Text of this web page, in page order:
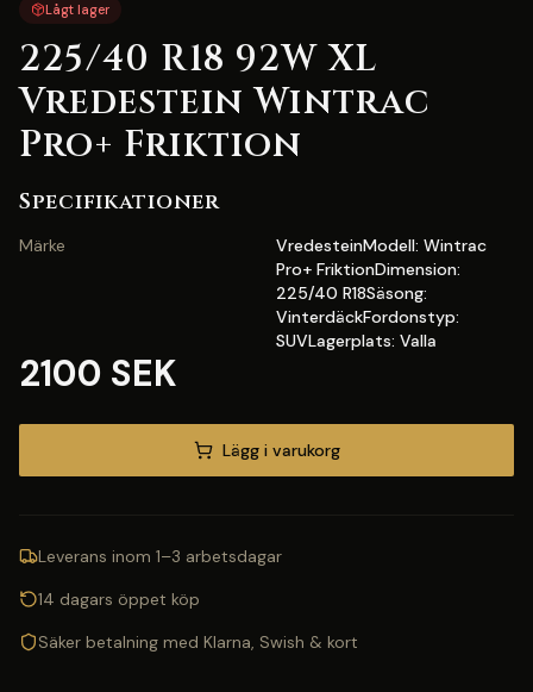
Lågt lager
225/40 R18 92W XL
Vredestein Wintrac
Pro+ Friktion
Specifikationer
Märke
VredesteinModell: Wintrac
Pro+ FriktionDimension:
225/40 R18Säsong:
VinterdäckFordonstyp:
SUVLagerplats: Valla
2100 SEK
Lägg i varukorg
Leverans inom 1–3 arbetsdagar
14 dagars öppet köp
Säker betalning med Klarna, Swish & kort